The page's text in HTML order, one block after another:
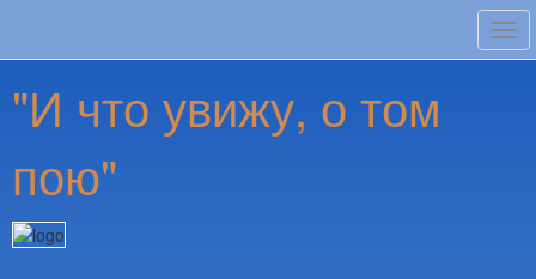
"И что увижу, о том
пою"